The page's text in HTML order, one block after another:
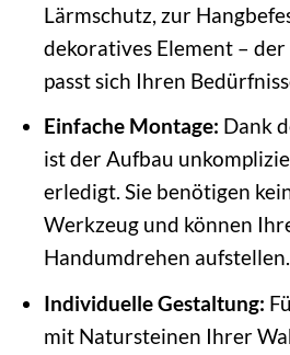
Lärmschutz, zur
dekoratives Element –
passt sich Ihren
Einfache Montage: Dank
ist der Aufbau
erledigt. Sie benötigen
Werkzeug und können
Handumdrehen aufstellen.
Individuelle Gestaltung:
mit Natursteinen Ihrer